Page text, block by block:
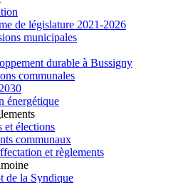
de législature 2021-2026
municipales
durable à Bussigny
communales
énergétique
et élections
communaux
et règlements